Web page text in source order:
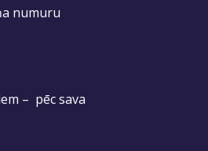
numuru
– pēc sava